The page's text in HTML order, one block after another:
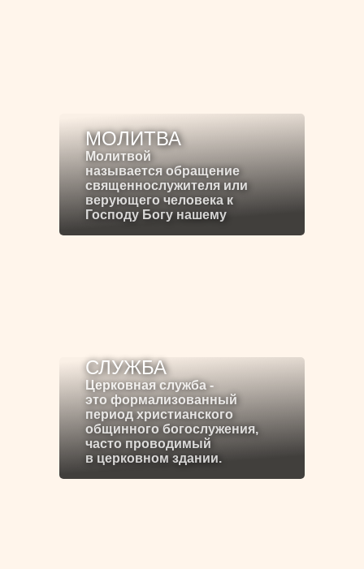
МОЛИТВА
Молитвой
называется обращение
священнослужителя или
верующего человека к
Господу Богу нашему
СЛУЖБА
Церковная служба -
это формализованный
период христианского
общинного богослужения,
часто проводимый
в церковном здании.